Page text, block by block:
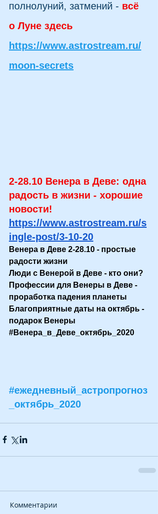
полнолуний, затмений - всё
о Луне здесь
https://www.astrostream.ru/
moon-secrets
2-28.10 Венера в Деве: одна
радость в жизни - хорошие
новости!
https://www.astrostream.ru/s
ingle-post/3-10-20
Венера в Деве 2-28.10 - простые
радости жизни
Люди с Венерой в Деве - кто они?
Профессии для Венеры в Деве -
проработка падения планеты
Благоприятные даты на октябрь -
подарок Венеры
#Венера_в_Деве_октябрь_2020
#ежедневный_астропрогноз
_октябрь_2020
Комментарии